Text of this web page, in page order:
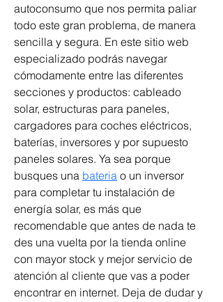
autoconsumo que nos permita paliar
todo este gran problema, de manera
sencilla y segura. En este sitio web
especializado podrás navegar
cómodamente entre las diferentes
secciones y productos: cableado
solar, estructuras para paneles,
cargadores para coches eléctricos,
baterías, inversores y por supuesto
paneles solares. Ya sea porque
busques una bateria o un inversor
para completar tu instalación de
energía solar, es más que
recomendable que antes de nada te
des una vuelta por la tienda online
con mayor stock y mejor servicio de
atención al cliente que vas a poder
encontrar en internet. Deja de dudar y